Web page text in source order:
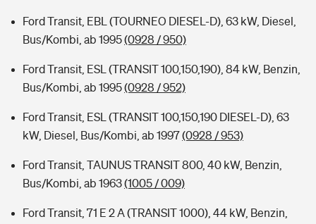
Ford Transit, EBL (TOURNEO DIESEL-D), 63 kW, Diesel,
Bus/Kombi, ab 1995(0928 / 950)
Ford Transit, ESL (TRANSIT 100,150,190), 84 kW, Benzin,
Bus/Kombi, ab 1995(0928 / 952)
Ford Transit, ESL (TRANSIT 100,150,190 DIESEL-D), 63
kW, Diesel, Bus/Kombi, ab 1997(0928 / 953)
Ford Transit, TAUNUS TRANSIT 800, 40 kW, Benzin,
Bus/Kombi, ab 1963(1005 / 009)
Ford Transit, 71 E 2 A (TRANSIT 1000), 44 kW, Benzin,